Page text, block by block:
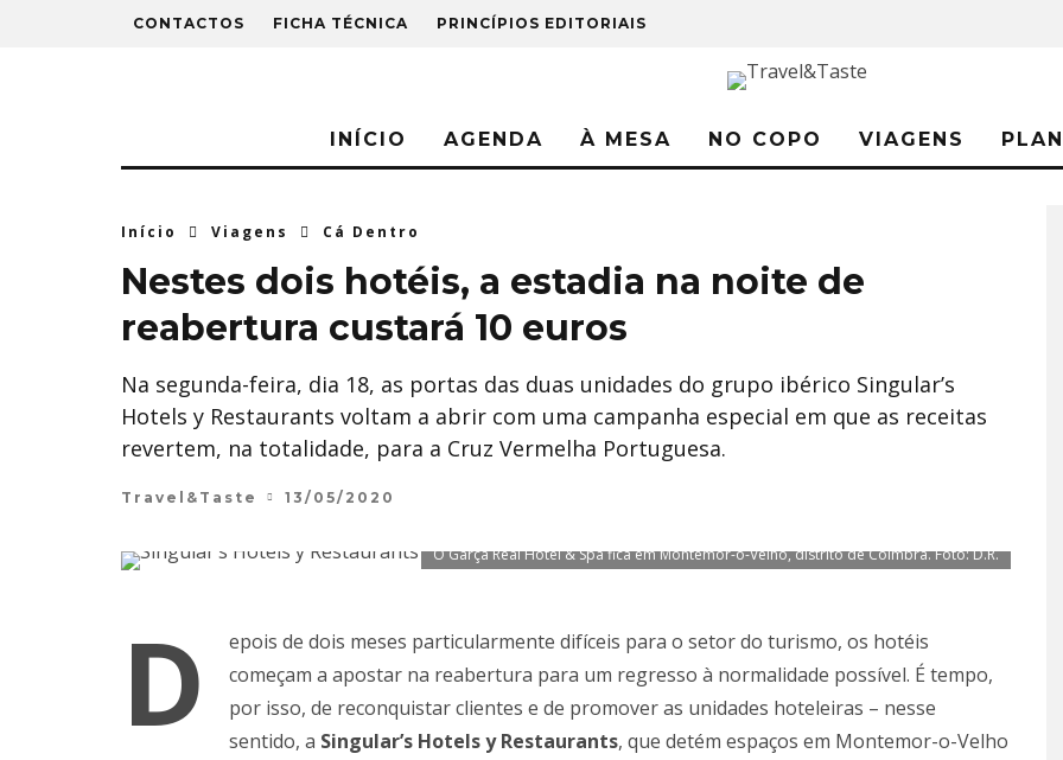
CONTACTOS FICHA TÉCNICA PRINCÍPIOS EDITORIAIS
INÍCIO AGENDA À MESA NO COPO VIAGENS
Início Viagens Cá Dentro
Nestes dois hotéis, a estadia na noite de
reabertura custará 10 euros
Na segunda-feira, dia 18, as portas das duas unidades do grupo ibérico Singular’s
Hotels y Restaurants voltam a abrir com uma campanha especial em que as receitas
revertem, na totalidade, para a Cruz Vermelha Portuguesa.
Travel&Taste 13/05/2020
O Garça Real Hotel & Spa fica em Montemor-o-Velho, distrito de Coimbra. Foto: D.R.
D
epois de dois meses particularmente difíceis para o setor do turismo, os hotéis
começam a apostar na reabertura para um regresso à normalidade possível. É tempo,
por isso, de reconquistar clientes e de promover as unidades hoteleiras – nesse
sentido, a Singular’s Hotels y Restaurants, que detém espaços em Montemor-o-Velho